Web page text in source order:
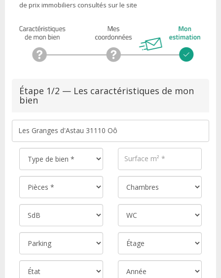
de prix immobiliers consultés sur le site
Étape 1/2 — Les caractéristiques de mon
bien